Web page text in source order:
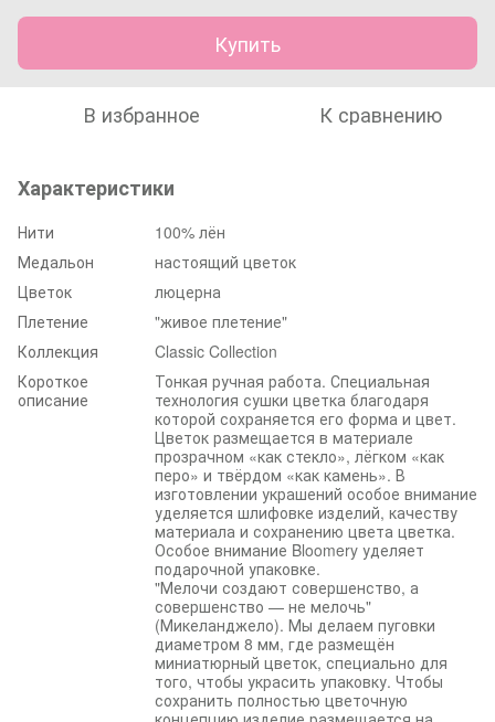
Купить
В избранное К сравнению
Характеристики
Нити
100% лён
Медальон
настоящий цветок
Цветок
люцерна
Плетение
"живое плетение"
Коллекция
Classic Collection
Короткое
описание
Тонкая ручная работа. Специальная
технология сушки цветка благодаря
которой сохраняется его форма и цвет.
Цветок размещается в материале
прозрачном «как стекло», лёгком «как
перо» и твёрдом «как камень». В
изготовлении украшений особое внимание
уделяется шлифовке изделий, качеству
материала и сохранению цвета цветка.
Особое внимание Bloomery уделяет
подарочной упаковке.
"Мелочи создают совершенство, а
совершенство — не мелочь"
(Микеланджело). Мы делаем пуговки
диаметром 8 мм, где размещён
миниатюрный цветок, специально для
того, чтобы украсить упаковку. Чтобы
сохранить полностью цветочную